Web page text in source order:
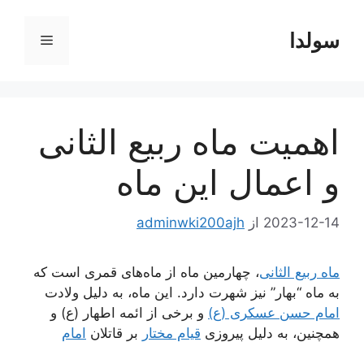
محتواسولدا فهرست
اهمیت ماه ربیع الثانی
و اعمال این ماه
2023-12-14 از adminwki200ajh
ماه ربیع الثانی، چهارمین ماه از ماه‌های قمری است که
به ماه “بهار” نیز شهرت دارد. این ماه، به دلیل ولادت
امام حسن عسکری (ع) و برخی از ائمه اطهار (ع) و
همچنین، به دلیل پیروزی قیام مختار بر قاتلان امام